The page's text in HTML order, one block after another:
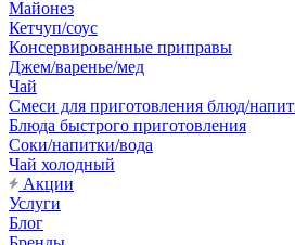
Майонез
Кетчуп/соус
Консервированные приправы
Джем/варенье/мед
Чай
Смеси для приготовления блюд/
Блюда быстрого приготовления
Соки/напитки/вода
Чай холодный
Акции
Услуги
Блог